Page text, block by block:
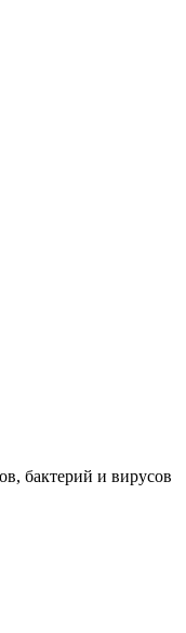
бактерий и вирусов